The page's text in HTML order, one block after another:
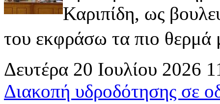
Καριπίδη, ως
του εκφράσω τα πιο
Δευτέρα 20 Ιουλίου 2026
Διακοπή υδροδότησης σε